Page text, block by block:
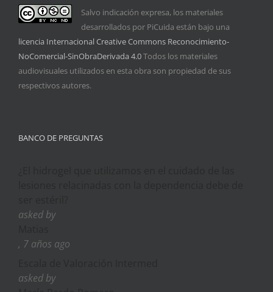
Salvo indicación expresa, los materiales
desarrollados por PiCuida están bajo una
licencia Internacional Creative Commons Reconocimiento-
NoComercial-SinObraDerivada 4.0Todos los materiales
audiovisuales utilizados en esta obra son propiedad de sus
respectivos autores.
BANCO DE PREGUNTAS
asked by
, 7 años ago
asked by